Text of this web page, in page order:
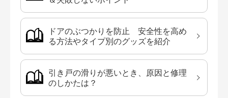
ドアのぶつかりを防止 安全性を高め
る方法やタイプ別のグッズを紹介
引き戸の滑りが悪いとき、原因と修理
のしかたは？